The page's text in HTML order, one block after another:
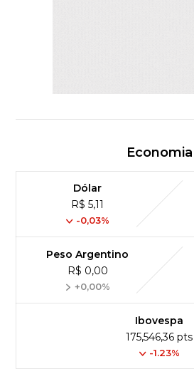
Economia
Dólar
R$ 5,11
-0,03%
Peso Argentino
R$ 0,00
+0,00%
Ibovespa
175,546,36 pts
-1.23%